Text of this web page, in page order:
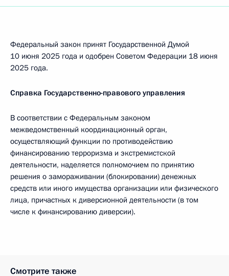
Федеральный закон принят Государственной Думой
10 июня 2025 года и одобрен Советом Федерации 18 июня
2025 года.
Справка Государственно-правового управления
В соответствии с Федеральным законом
межведомственный координационный орган,
осуществляющий функции по противодействию
финансированию терроризма и экстремистской
деятельности, наделяется полномочием по принятию
решения о замораживании (блокировании) денежных
средств или иного имущества организации или физического
лица, причастных к диверсионной деятельности (в том
числе к финансированию диверсии).
Смотрите также